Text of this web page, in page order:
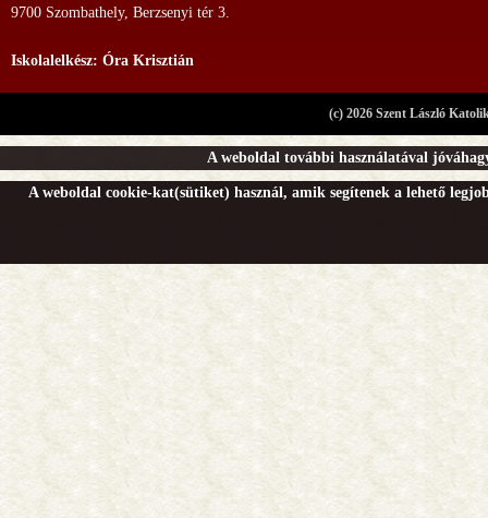
9700 Szombathely, Berzsenyi tér 3.
Iskolalelkész: Óra Krisztián
(c) 2026 Szent László
A weboldal további használatával
A weboldal cookie-kat(sütiket) használ, amik segítenek a lehető